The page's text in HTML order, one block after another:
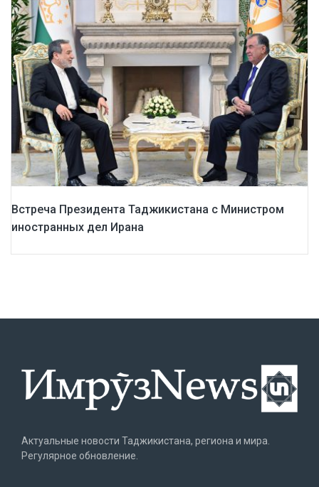
Встреча Президента Таджикистана с Министром
иностранных дел Ирана
Актуальные новости Таджикистана, региона и мира.
Регулярное обновление.